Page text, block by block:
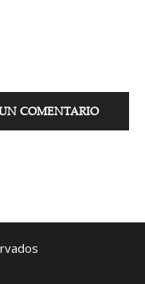
COMENTARIO